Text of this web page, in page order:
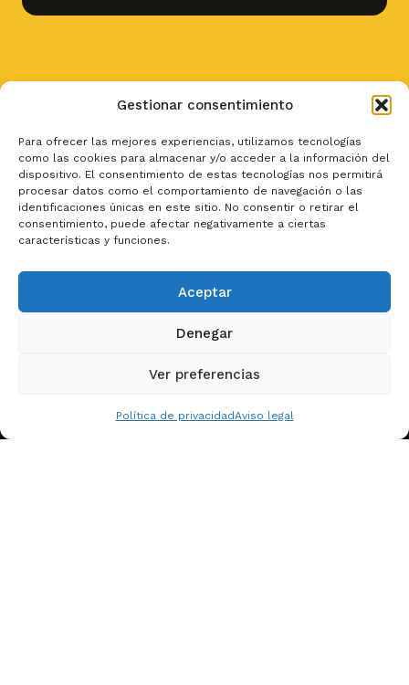
Gestionar consentimiento
Para ofrecer las mejores experiencias, utilizamos tecnologías
como las cookies para almacenar y/o acceder a la información del
dispositivo. El consentimiento de estas tecnologías nos permitirá
procesar datos como el comportamiento de navegación o las
identificaciones únicas en este sitio. No consentir o retirar el
consentimiento, puede afectar negativamente a ciertas
características y funciones.
Aceptar
Denegar
Ver preferencias
Política de privacidadAviso legal
Bullas · Murcia
Desde 1965, patatas fritas y
snacksde verdad.
Desde Murcia para el mundo. Socio fiable de